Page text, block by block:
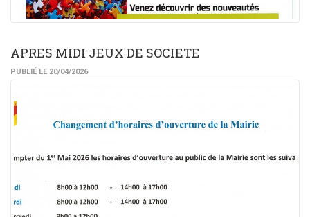
APRES MIDI JEUX DE SOCIETE
PUBLIÉ LE 20/04/2026